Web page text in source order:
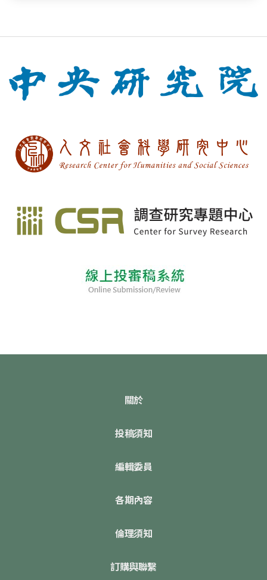
關於
投稿須知
編輯委員
各期內容
倫理須知
訂購與聯繫